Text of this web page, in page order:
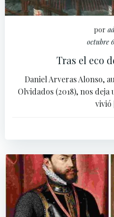
por
octubre
Tras el eco
Daniel Arveras Alonso,
Olvidados (2018), nos